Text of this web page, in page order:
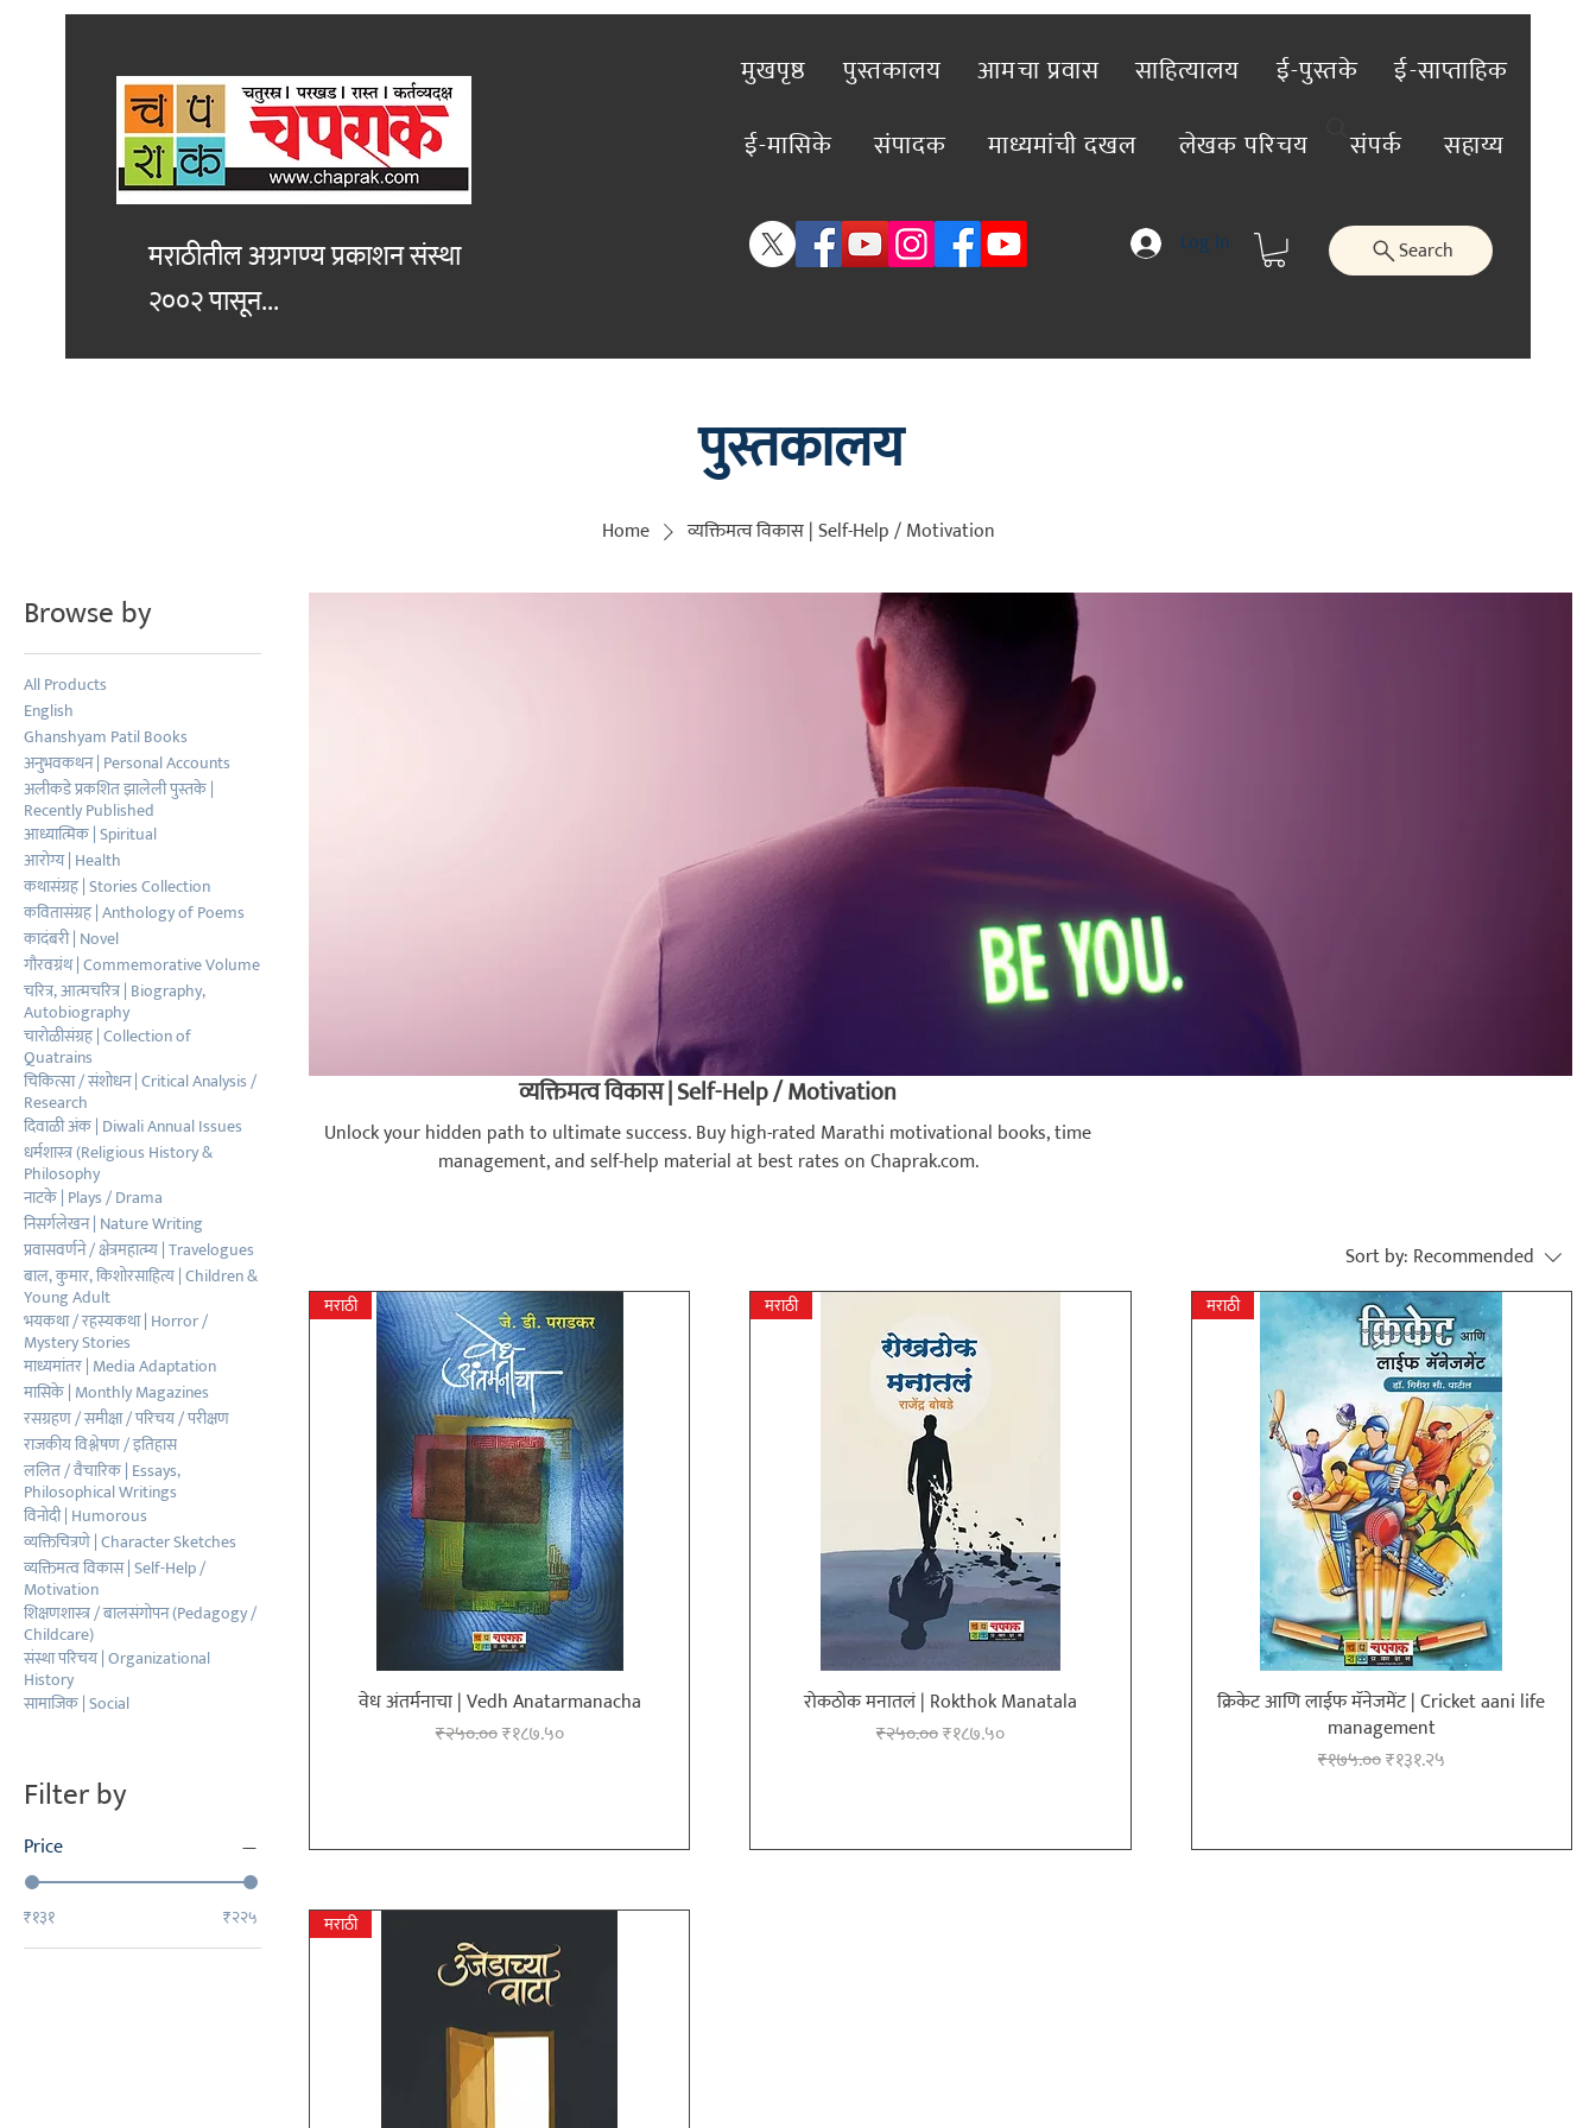
मराठीतील अग्रगण्य प्रकाशनसंस्था
२००२ पासून...
मुखपृष्ठ पुस्तकालय आमचा प्रवास साहित्यालय ई-पुस्तके
ई-साप्ताहिक
ई-मासिके
संपादक माध्यमांची दखल लेखक परिचय संपर्क सहाय्य
Log In Search
पुस्तकालय
Home व्यक्तिमत्व विकास | Self-Help / Motivation
Browse by
All Products
English
Ghanshyam Patil Books
अनुभवकथन | Personal Accounts
अलीकडे प्रकशित झालेली पुस्तके |
Recently Published
आध्यात्मिक | Spiritual
आरोग्य | Health
कथासंग्रह | Stories Collection
कवितासंग्रह | Anthology of Poems
कादंबरी | Novel
गौरवग्रंथ | Commemorative Volume
चरित्र, आत्मचरित्र | Biography,
Autobiography
चारोळीसंग्रह | Collection of
Quatrains
चिकित्सा / संशोधन | Critical Analysis /
Research
दिवाळी अंक | Diwali Annual Issues
धर्मशास्त्र (Religious History &
Philosophy
नाटके | Plays / Drama
निसर्गलेखन | Nature Writing
प्रवासवर्णने / क्षेत्रमहात्म्य | Travelogues
बाल, कुमार, किशोरसाहित्य | Children &
Young Adult
भयकथा / रहस्यकथा | Horror /
Mystery Stories
माध्यमांतर | Media Adaptation
मासिके | Monthly Magazines
रसग्रहण / समीक्षा / परिचय / परीक्षण
राजकीय विश्लेषण / इतिहास
ललित / वैचारिक | Essays,
Philosophical Writings
विनोदी | Humorous
व्यक्तिचित्रणे | Character Sketches
व्यक्तिमत्व विकास | Self-Help /
Motivation
शिक्षणशास्त्र / बालसंगोपन (Pedagogy /
Childcare)
संस्था परिचय | Organizational
History
सामाजिक | Social
Filter by
Price
₹१३१ ₹२२५
व्यक्तिमत्व विकास | Self-Help / Motivation
Unlock your hidden path to ultimate success. Buy high-rated Marathi motivational books, time
management, and self-help material at best rates on Chaprak.com.
Sort by: Recommended
मराठी
वेध अंतर्मनाचा | Vedh Anatarmanacha
Regular Price
₹२५०.००Sale Price
₹१८७.५०
मराठी
रोकठोक मनातलं | Rokthok Manatala
Regular Price
₹२५०.००Sale Price
₹१८७.५०
मराठी
क्रिकेट आणि लाईफ मॅनेजमेंट | Cricket aani life
management
Regular Price
₹१७५.००Sale Price
₹१३१.२५
मराठी